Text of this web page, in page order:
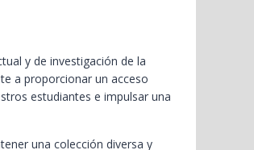
y de investigación de la
a proporcionar un acceso
estudiantes e impulsar una
una colección diversa y